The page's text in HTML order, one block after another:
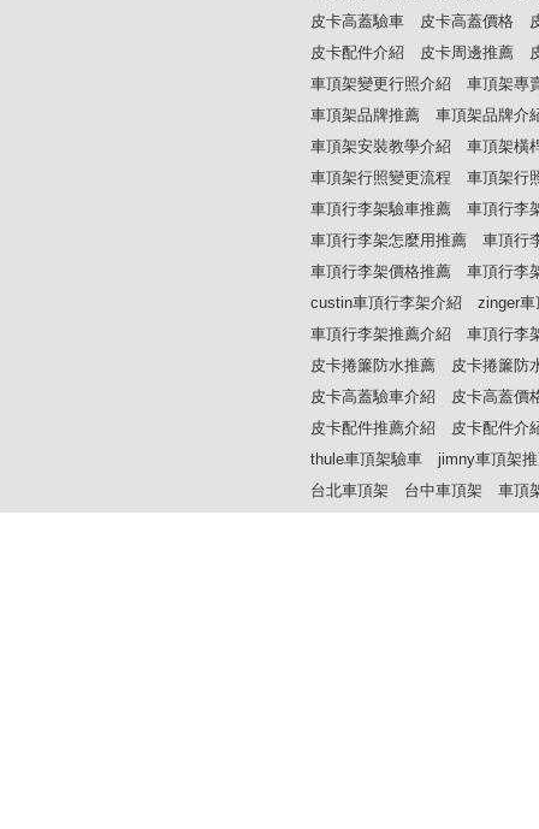
皮卡高蓋驗車
皮卡高蓋價格
皮卡配件介紹
皮卡周邊推薦
車頂架變更行照介紹
車頂架專
車頂架品牌推薦
車頂架品牌介
車頂架安裝教學介紹
車頂架橫
車頂架行照變更流程
車頂架行
車頂行李架驗車推薦
車頂行李
車頂行李架怎麼用推薦
車頂行
車頂行李架價格推薦
車頂行李
custin車頂行李架介紹
zinger
車頂行李架推薦介紹
車頂行李
皮卡捲簾防水推薦
皮卡捲簾防
皮卡高蓋驗車介紹
皮卡高蓋價
皮卡配件推薦介紹
皮卡配件介
thule車頂架驗車
jimny車頂架
台北車頂架
台中車頂架 車頂